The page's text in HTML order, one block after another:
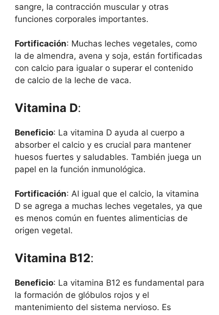
sangre, la contracción muscular y otras
funciones corporales importantes.
Fortificación: Muchas leches vegetales, como
la de almendra, avena y soja, están fortificadas
con calcio para igualar o superar el contenido
de calcio de la leche de vaca.
Vitamina D:
Beneficio: La vitamina D ayuda al cuerpo a
absorber el calcio y es crucial para mantener
huesos fuertes y saludables. También juega un
papel en la función inmunológica.
Fortificación: Al igual que el calcio, la vitamina
D se agrega a muchas leches vegetales, ya que
es menos común en fuentes alimenticias de
origen vegetal.
Vitamina B12:
Beneficio: La vitamina B12 es fundamental para
la formación de glóbulos rojos y el
mantenimiento del sistema nervioso. Es